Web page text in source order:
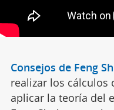
Consejos de Feng
realizar los cálculos
aplicar la teoría del